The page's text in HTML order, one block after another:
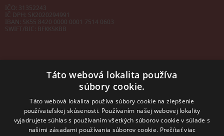
IČO: 31352243
IČ DPH: SK2020294991
IBAN: SK55 8420 0000 0001 7514 0603
SWIFT/BIC: BFKKSKBB
sales@rosler.sk
Regionálni zástupcovia
Západ a stred:
+421 903 728 402
Táto webová lokalita používa
súbory cookie.
Táto webová lokalita používa súbory cookie na zlepšenie
používateľskej skúsenosti. Používaním našej webovej lokality
vyjadrujete súhlas s používaním všetkých súborov cookie v súlade s
našimi zásadami používania súborov cookie. Prečítať viac